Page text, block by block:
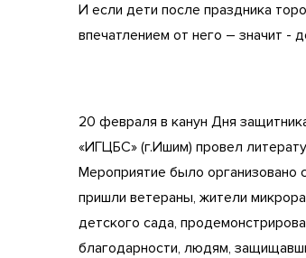
И если дети после праздника
впечатлением от него – значит -
20 февраля в канун Дня
«ИГЦБС» (г.Ишим) провел
Мероприятие было
пришли ветераны, жители
детского сада,
благодарности, людям,